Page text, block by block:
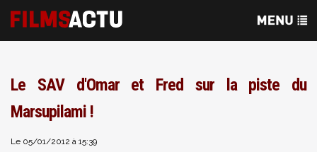
Le SAV d'Omar et Fred sur la piste du
Marsupilami !
Le 05/01/2012 à 15:39